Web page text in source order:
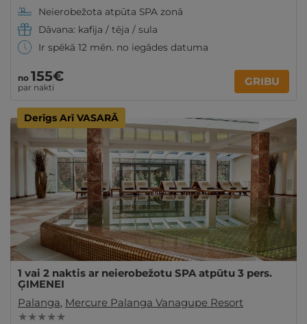
Neierobežota atpūta SPA zonā
Dāvana: kafija / tēja / sula
Ir spēkā 12 mēn. no iegādes datuma
no 155€
par nakti GRIBU
Derīgs Arī VASARĀ
1 vai 2 naktis ar neierobežotu SPA atpūtu 3 pers.
ĢIMENEI
Palanga, Mercure Palanga Vanagupe Resort
★ ★ ★ ★ ★